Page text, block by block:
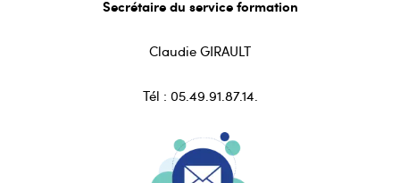
Secrétaire du service formation
Claudie GIRAULT
Tél : 05.49.91.87.14.